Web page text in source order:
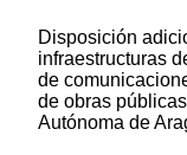
Disposición
infraestructuras
de
de obras
Autónoma de